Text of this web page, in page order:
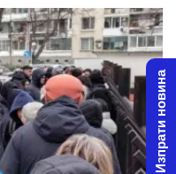
Изпрати новина